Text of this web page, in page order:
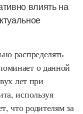
влиять на
распределять
о данной
лет при
используя
что родителям за